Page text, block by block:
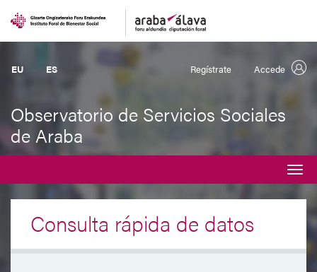
EU ES Regístrate Accede
Observatorio de Servicios Sociales
de Araba
Consulta rápida de datos